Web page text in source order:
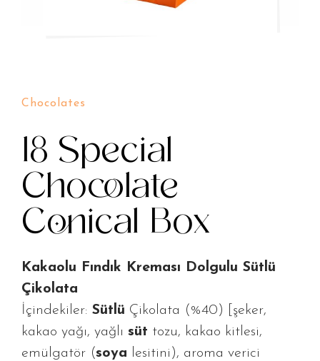
Chocolates
18 Special
Chocolate
Conical Box
Kakaolu Fındık Kreması Dolgulu Sütlü
Çikolata
İçindekiler: Sütlü Çikolata (%40) [şeker,
kakao yağı, yağlı süt tozu, kakao kitlesi,
emülgatör (soya lesitini), aroma verici